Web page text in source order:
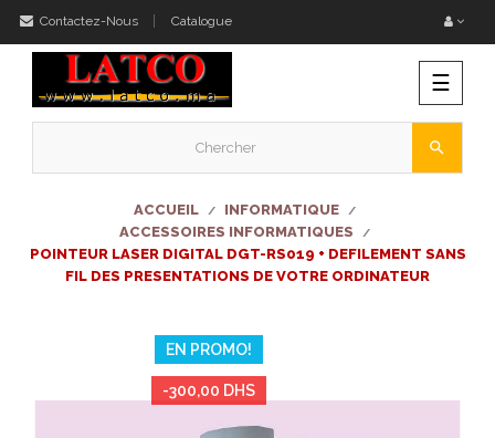
Contactez-Nous Catalogue
la
☰
search
ACCUEIL
INFORMATIQUE
ACCESSOIRES INFORMATIQUES
POINTEUR LASER DIGITAL DGT-RS019 + DEFILEMENT SANS
FIL DES PRESENTATIONS DE VOTRE ORDINATEUR
EN PROMO!
-300,00 DHS